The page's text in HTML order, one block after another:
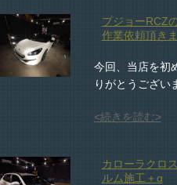
プジョーRCZ
作業依頼頂き
今回、当店を初
りがとうござい
<続きを読む>
カローラクロ
ルム施工＋α